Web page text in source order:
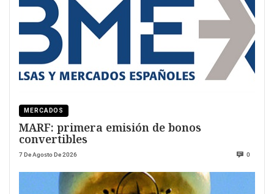
MERCADOS
MARF: primera emisión de bonos
convertibles
7 De Agosto De 2026 0